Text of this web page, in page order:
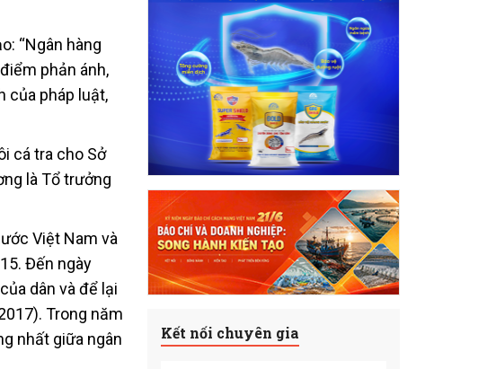
“Ngân hàng
phản ánh,
của pháp luật,
cá tra cho Sở
là Tổ trưởng
Việt Nam và
Đến ngày
dân và để lại
Trong năm
nhất giữa ngân
Kết nối chuyên gia